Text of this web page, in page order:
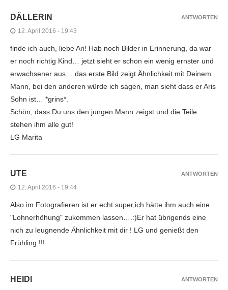
DÄLLERIN
12. April 2016 - 19:43
finde ich auch, liebe Ari! Hab noch Bilder in Erinnerung, da war
er noch richtig Kind… jetzt sieht er schon ein wenig ernster und
erwachsener aus… das erste Bild zeigt Ähnlichkeit mit Deinem
Mann, bei den anderen würde ich sagen, man sieht dass er Aris
Sohn ist… *grins*.
Schön, dass Du uns den jungen Mann zeigst und die Teile
stehen ihm alle gut!
LG Marita
ANTWORTEN
UTE
12. April 2016 - 19:44
Also im Fotografieren ist er echt super,ich hätte ihm auch eine
"Lohnerhöhung" zukommen lassen….:)Er hat übrigends eine
nich zu leugnende Ähnlichkeit mit dir ! LG und genießt den
Frühling !!!
ANTWORTEN
HEIDI ANTWORTEN